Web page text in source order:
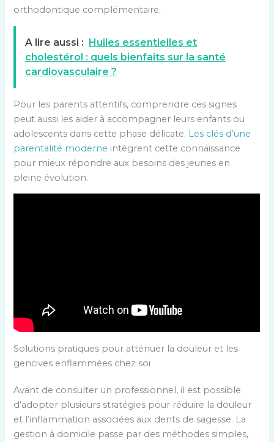
orthodontique complémentaire.
A lire aussi : Huiles essentielles et
cholestérol : quels bienfaits sur la santé
cardiovasculaire ?
Pour les parents attentifs, comprendre ces signes
peut aussi les aider à accompagner leurs enfants ou
adolescents dans cette phase délicate. Les clés d’une
parentalité moderne intègrent cette connaissance
pour mieux répondre aux besoins des jeunes en
pleine évolution.
Solutions pratiques pour atténuer la douleur et les
gencives enflammées chez soi
Avant de consulter un professionnel, il est possible
d’adopter plusieurs stratégies pour réduire la douleur
et l’inflammation associées aux dents de sagesse. La
gestion à domicile passe par des méthodes simples,